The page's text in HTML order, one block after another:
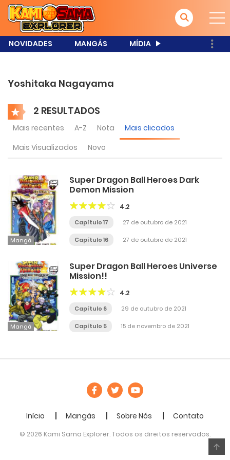
NOVIDADES MANGÁS MÍDIA
Yoshitaka Nagayama
2 RESULTADOS
Mais recentes A-Z Nota
Mais clicados
Mais Visualizados
Novo
Mangá
Super Dragon Ball Heroes Dark
Demon Mission
4.2
Capítulo 17 27 de outubro de 2021
Capítulo 16 27 de outubro de 2021
Mangá
Super Dragon Ball Heroes Universe
Mission!!
4.2
Capítulo 6 29 de outubro de 2021
Capítulo 5 15 de novembro de 2021
Início Mangás Sobre Nós Contato
© 2026 Kami Sama Explorer. Todos os direitos reservados.